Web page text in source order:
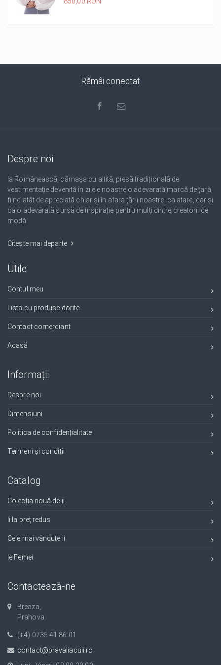
Rămâi conectat
Despre noi
Ia Românească, cămașa cu altită, piesă tradițională de
vestimentație devenită în zilele noastre o adevarată marcă de țară,
fiind atât de apreciată chiar și în afara țării noastre, ca atare, dar și
ca o adevărată sursă de inspirație pentru mulți dintre creatorii de
modă.
Citește mai departe
Utile
Contul meu
Lista cu produse dorite
Contact comerciant
Acasă
Informații
Despre noi
Dimensiuni
Politica de confidențialitate
Termeni și condiții
Catalog
Colecția nouă de ii
Ii la preț redus
Cele mai vândute ii
Ie Femei
Contactează-ne
Breaza,
Prahova.
(+4) 0735 41 86 01
contact@pravaliacuii.ro